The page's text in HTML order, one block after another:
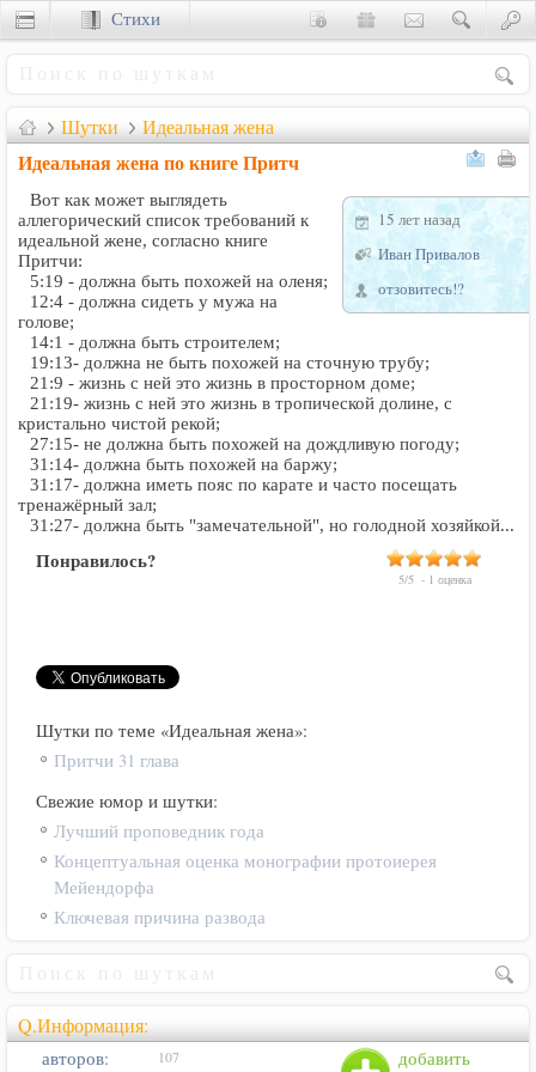
Шутки Идеальная жена
Идеальная жена по книге Притч
15 лет назад
Иван Привалов
отзовитесь!?
Вот как может выглядеть
аллегорический список требований к
идеальной жене, согласно книге
Притчи:
5:19 - должна быть похожей на оленя;
12:4 - должна сидеть у мужа на
голове;
14:1 - должна быть строителем;
19:13- должна не быть похожей на сточную трубу;
21:9 - жизнь с ней это жизнь в просторном доме;
21:19- жизнь с ней это жизнь в тропической долине, с
кристально чистой рекой;
27:15- не должна быть похожей на дождливую погоду;
31:14- должна быть похожей на баржу;
31:17- должна иметь пояс по карате и часто посещать
тренажёрный зал;
31:27- должна быть "замечательной", но голодной хозяйкой...
Понравилось?
5/5- 1 оценка
Шутки по теме «Идеальная жена»:
Притчи 31 глава
Свежие юмор и шутки:
Лучший проповедник года
Концептуальная оценка монографии протоиерея
Мейендорфа
Ключевая причина развода
Q.Информация:
добавить
авторов: 107
Стихи